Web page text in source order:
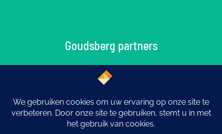
Goudsberg partners